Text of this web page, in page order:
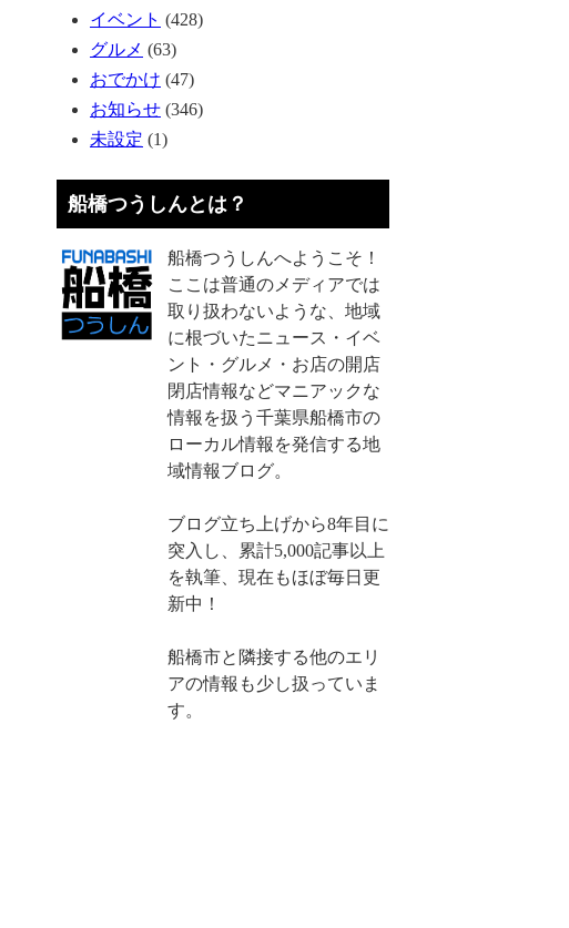
イベント (428)
グルメ (63)
おでかけ (47)
お知らせ (346)
未設定 (1)
船橋つうしんとは？
船橋つうしんへようこそ！
ここは普通のメディアでは
取り扱わないような、地域
に根づいたニュース・イベ
ント・グルメ・お店の開店
閉店情報などマニアックな
情報を扱う千葉県船橋市の
ローカル情報を発信する地
域情報ブログ。
ブログ立ち上げから8年目に
突入し、累計5,000記事以上
を執筆、現在もほぼ毎日更
新中！
船橋市と隣接する他のエリ
アの情報も少し扱っていま
す。